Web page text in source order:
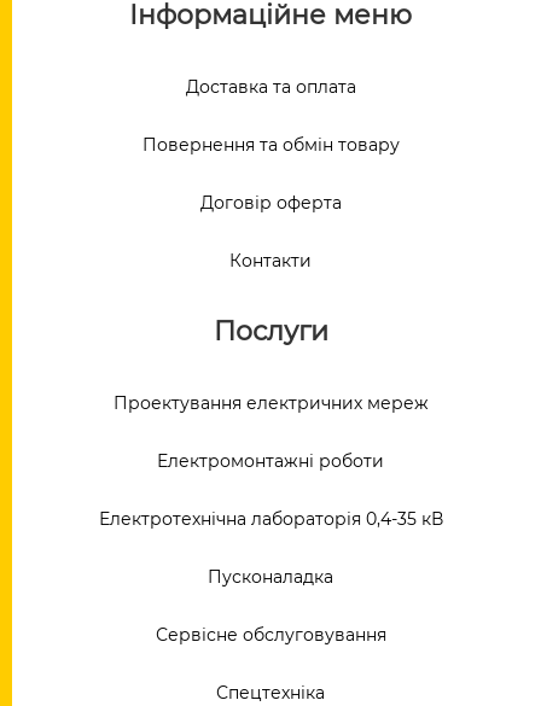
Інформаційне меню
Доставка та оплата
Повернення та обмін товару
Договір оферта
Контакти
Послуги
Проектування електричних мереж
Електромонтажні роботи
Електротехнічна лабораторія 0,4-35 кВ
Пусконаладка
Сервісне обслуговування
Спецтехніка